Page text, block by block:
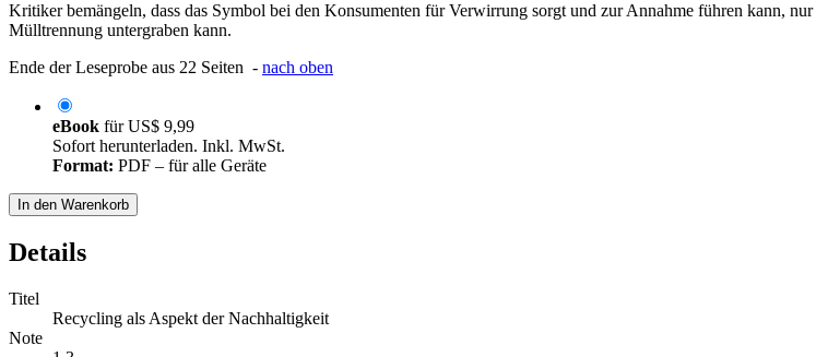
Kritiker bemängeln, dass das Symbol bei den Konsumenten für Verwirrung sorgt und zur Annahme führen kann,
Mülltrennung untergraben kann.
Ende der Leseprobe aus 22 Seiten - nach oben
eBook fürUS$ 9,99
Sofort herunterladen. Inkl. MwSt.
Format: PDF – für alle Geräte
In den Warenkorb
Details
Titel
Recycling als Aspekt der Nachhaltigkeit
Note